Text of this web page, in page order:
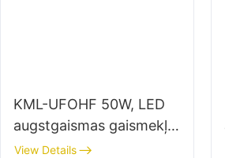
KML-UFOHF 50W, LED
augstgaismas gaismekļu
piegādātājs rūpniecības
View Details